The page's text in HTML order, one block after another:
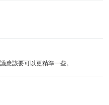
應該要可以更精準一些。